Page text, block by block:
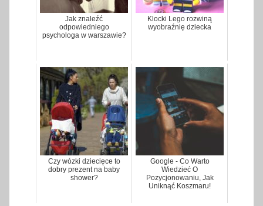
Jak znaleźć
odpowiedniego
psychologa w warszawie?
Klocki Lego rozwiną
wyobraźnię dziecka
Czy wózki dziecięce to
dobry prezent na baby
shower?
Google - Co Warto
Wiedzieć O
Pozycjonowaniu, Jak
Uniknąć Koszmaru!